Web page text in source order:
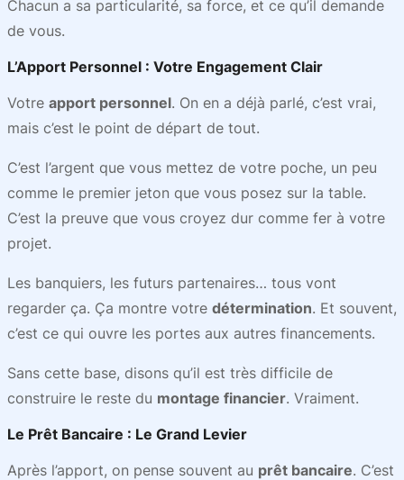
Chacun a sa particularité, sa force, et ce qu’il demande
de vous.
L’Apport Personnel : Votre Engagement Clair
Votre apport personnel. On en a déjà parlé, c’est vrai,
mais c’est le point de départ de tout.
C’est l’argent que vous mettez de votre poche, un peu
comme le premier jeton que vous posez sur la table.
C’est la preuve que vous croyez dur comme fer à votre
projet.
Les banquiers, les futurs partenaires… tous vont
regarder ça. Ça montre votre détermination. Et souvent,
c’est ce qui ouvre les portes aux autres financements.
Sans cette base, disons qu’il est très difficile de
construire le reste du montage financier. Vraiment.
Le Prêt Bancaire : Le Grand Levier
Après l’apport, on pense souvent au prêt bancaire. C’est